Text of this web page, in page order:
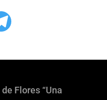
Flores “Una